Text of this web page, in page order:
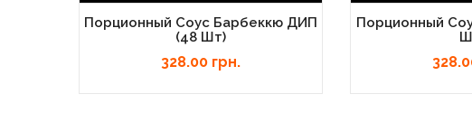
Порционный Соус Барбеккю ДИП
(48 Шт)
328.00 грн.
Порционный